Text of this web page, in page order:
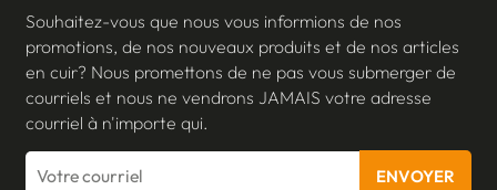
Souhaitez-vous que nous vous informions de nos
promotions, de nos nouveaux produits et de nos articles
en cuir? Nous promettons de ne pas vous submerger de
courriels et nous ne vendrons JAMAIS votre adresse
courriel à n'importe qui.
ENVOYER